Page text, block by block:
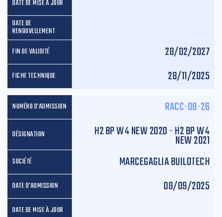
28/02/2027
28/11/2025
RACC-08-26
H2 BP W4 NEW 2020 - H2 BP W4
NEW 2021
MARCEGAGLIA BUILDTECH
08/09/2025